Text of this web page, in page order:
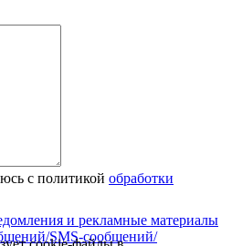
с политикой обработки
и рекламные материалы
SMS-сообщений/